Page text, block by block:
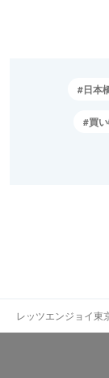
日本
買
レッツエンジョイ東